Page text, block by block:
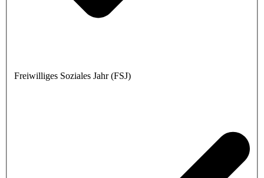
Freiwilliges Soziales Jahr (FSJ)